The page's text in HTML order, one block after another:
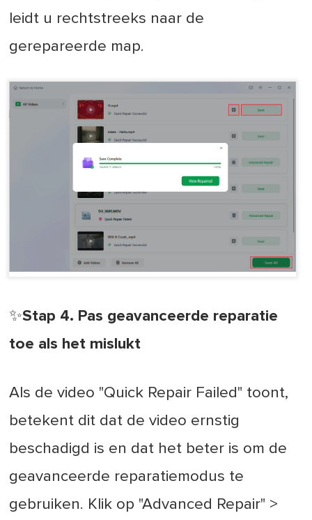
leidt u rechtstreeks naar de
gerepareerde map.
✨Stap 4. Pas geavanceerde reparatie
toe als het mislukt
Als de video "Quick Repair Failed" toont,
betekent dit dat de video ernstig
beschadigd is en dat het beter is om de
geavanceerde reparatiemodus te
gebruiken. Klik op "Advanced Repair" >